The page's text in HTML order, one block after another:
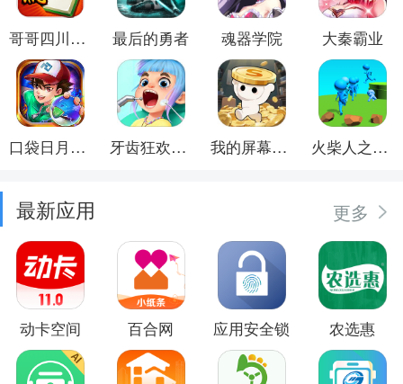
哥哥四川麻将 最后的勇者 魂器学院 大秦霸业
口袋日月游戏软件 牙齿狂欢派对 我的屏幕在喷钱 火柴人之觉醒年代
最新应用 更多
动卡空间 百合网 应用安全锁 农选惠